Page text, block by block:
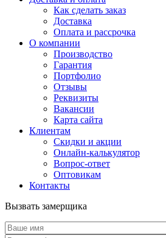
Как сделать заказ
Доставка
Оплата и рассрочка
О компании
Производство
Гарантия
Портфолио
Отзывы
Реквизиты
Вакансии
Карта сайта
Клиентам
Скидки и акции
Онлайн-калькулятор
Вопрос-ответ
Оптовикам
Контакты
Вызвать замерщика